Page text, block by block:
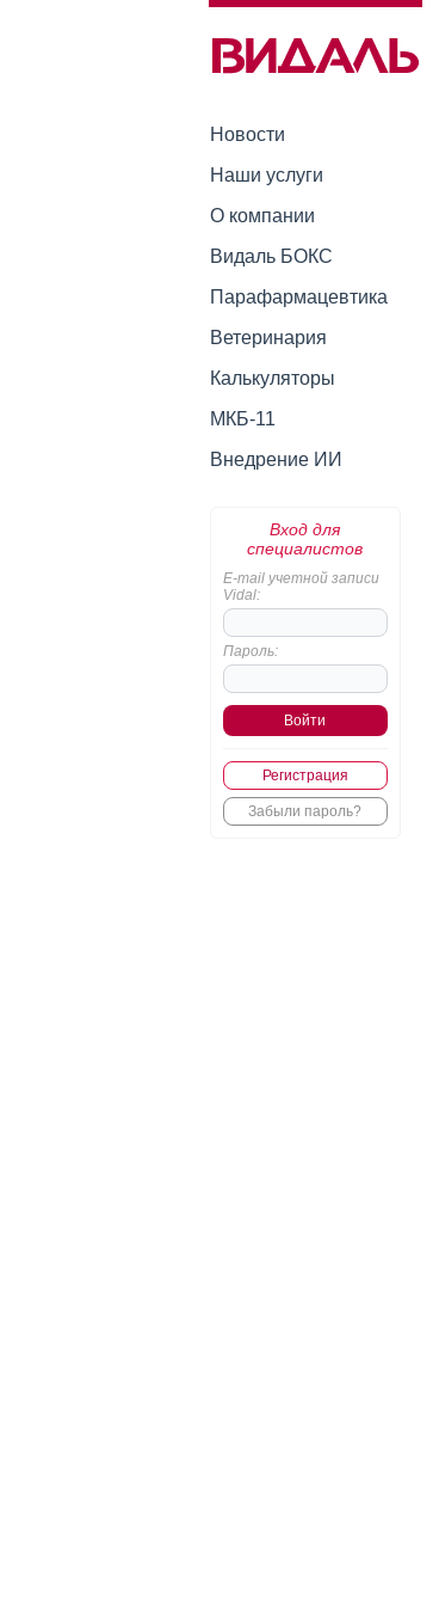
Новости
Наши услуги
О компании
Видаль БОКС
Парафармацевтика
Ветеринария
Калькуляторы
МКБ-11
Внедрение ИИ
Вход для
специалистов
E-mail учетной записи
Vidal:
Пароль:
Регистрация
Забыли пароль?